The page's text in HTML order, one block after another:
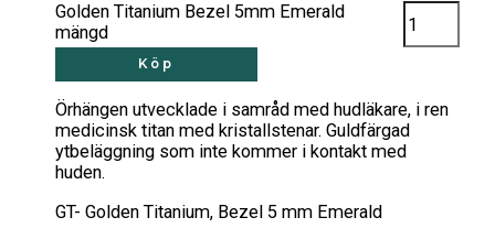
Golden Titanium Bezel 5mm Emerald
mängd
Köp
Örhängen utvecklade i samråd med hudläkare, i ren
medicinsk titan med kristallstenar. Guldfärgad
ytbeläggning som inte kommer i kontakt med
huden.
GT- Golden Titanium, Bezel 5 mm Emerald